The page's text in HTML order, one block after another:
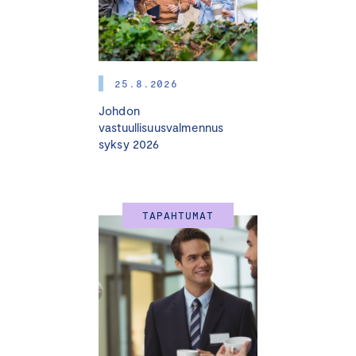
toteutetaan käytännössä. Siksi uskon vahvasti, että
Certified Human Leader -ohjelma vastaa tähän
tarpeeseen ja tarjoaa johtajille juuri ne valmiudet, joita he
— Mari Hakkarainen, palvelujohtaja, Keskuskauppakamari
Miksi osallistua?
• Oivallutamme osallistujat ajattelemaan ihmisläheistä
johtamista kokonaisvaltaisesti
• Saat käytännönläheisiä oppeja, joilla voit soveltaa
ihmiskeskeistä johtamista päivittäisessä työssäsi ja
kohdata monimutkaisiakin haasteita.
• Haastamme sinut pohtimaan omia uskomuksiasi
ihmiskeskeisyydestä ja kehittämään johtajuuttasi
kestävämpään suuntaan.
25.8.2026
Johdon
vastuullisuusvalmennus
syksy 2026
TAPAHTUMAT